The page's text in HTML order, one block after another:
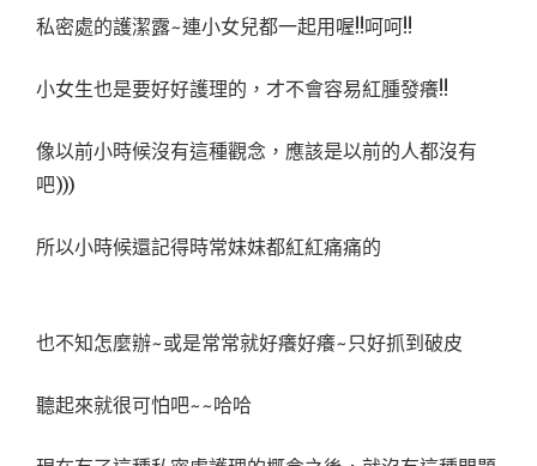
私密處的護潔露~連小女兒都一起用喔!!呵呵!!
小女生也是要好好護理的，才不會容易紅腫發癢!!
像以前小時候沒有這種觀念，應該是以前的人都沒有
吧)))
所以小時候還記得時常妹妹都紅紅痛痛的
也不知怎麼辦~或是常常就好癢好癢~只好抓到破皮
聽起來就很可怕吧~~哈哈